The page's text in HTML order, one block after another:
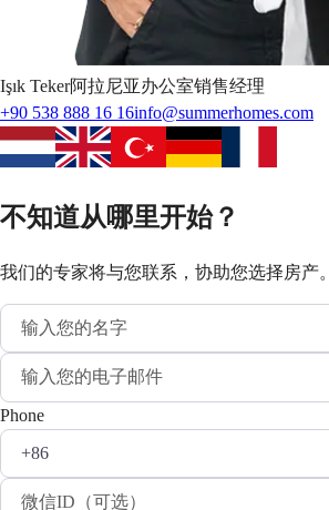
Işık Teker阿拉尼亚办公室销售经理
+90 538 888 16 16info@summerhomes.com
不知道从哪里开始？
我们的专家将与您联系，协助您选择房产。
Phone